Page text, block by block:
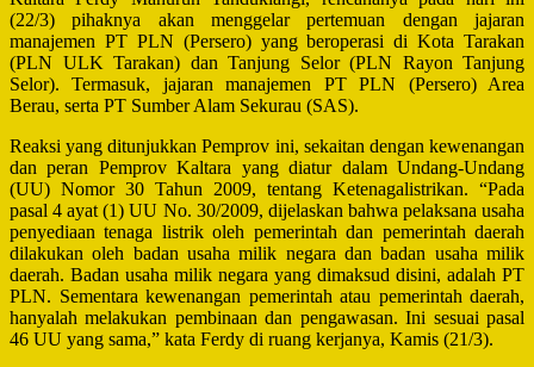
(22/3) pihaknya akan menggelar pertemuan dengan jajaran
manajemen PT PLN (Persero) yang beroperasi di Kota Tarakan
(PLN ULK Tarakan) dan Tanjung Selor (PLN Rayon Tanjung
Selor). Termasuk, jajaran manajemen PT PLN (Persero) Area
Berau, serta PT Sumber Alam Sekurau (SAS).
Reaksi yang ditunjukkan Pemprov ini, sekaitan dengan kewenangan
dan peran Pemprov Kaltara yang diatur dalam Undang-Undang
(UU) Nomor 30 Tahun 2009, tentang Ketenagalistrikan. “Pada
pasal 4 ayat (1) UU No. 30/2009, dijelaskan bahwa pelaksana usaha
penyediaan tenaga listrik oleh pemerintah dan pemerintah daerah
dilakukan oleh badan usaha milik negara dan badan usaha milik
daerah. Badan usaha milik negara yang dimaksud disini, adalah PT
PLN. Sementara kewenangan pemerintah atau pemerintah daerah,
hanyalah melakukan pembinaan dan pengawasan. Ini sesuai pasal
46 UU yang sama,” kata Ferdy di ruang kerjanya, Kamis (21/3).